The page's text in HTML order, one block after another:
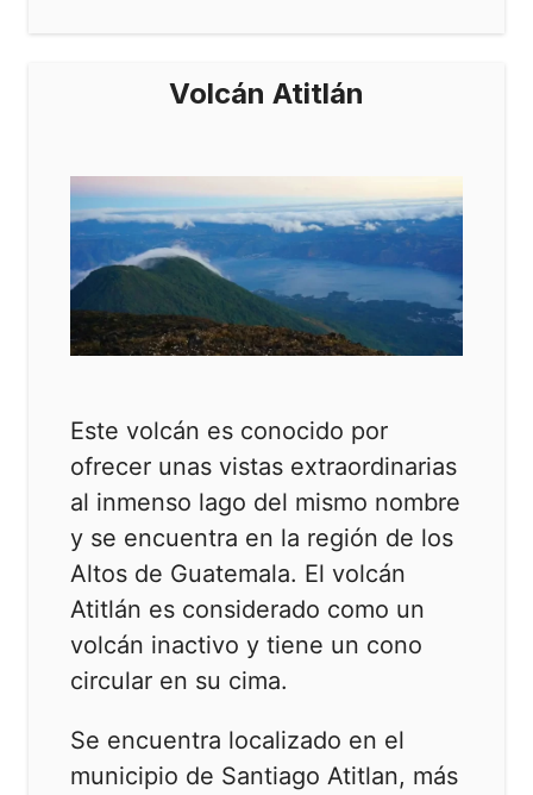
Volcán Atitlán
Este volcán es conocido por
ofrecer unas vistas extraordinarias
al inmenso lago del mismo nombre
y se encuentra en la región de los
Altos de Guatemala. El volcán
Atitlán es considerado como un
volcán inactivo y tiene un cono
circular en su cima.
Se encuentra localizado en el
municipio de Santiago Atitlan, más